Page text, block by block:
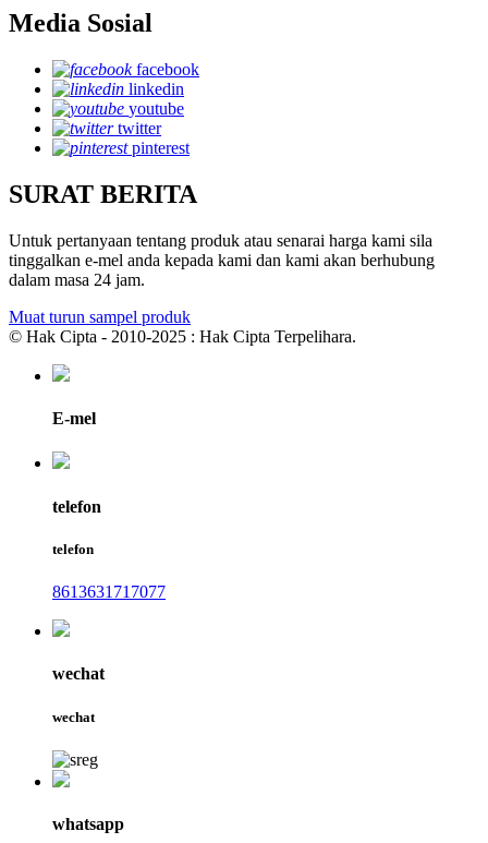
Media Sosial
facebook
linkedin
youtube
twitter
pinterest
SURAT BERITA
Untuk pertanyaan tentang produk atau senarai harga kami sila
tinggalkan e-mel anda kepada kami dan kami akan berhubung
dalam masa 24 jam.
Muat turun sampel produk
© Hak Cipta - 2010-2025 : Hak Cipta Terpelihara.
E-mel
telefon
telefon
8613631717077
wechat
wechat
whatsapp